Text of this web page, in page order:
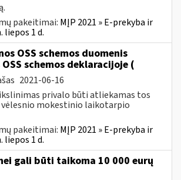
pakeitimai: MĮP 2021 » E-prekyba ir
liepos 1 d.
OSS schemos duomenis
schemos deklaracijoje (
2021-06-16
privalo būti atliekamas tos
vėlesnio mokestinio laikotarpio
pakeitimai: MĮP 2021 » E-prekyba ir
liepos 1 d.
gali būti taikoma 10 000 eurų